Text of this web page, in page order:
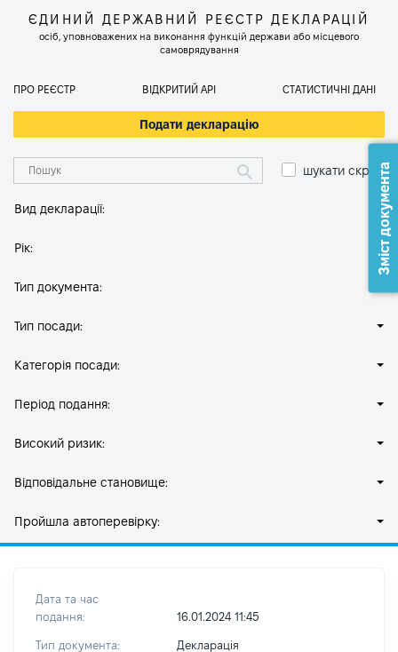
ЄДИНИЙ ДЕРЖАВНИЙ РЕЄСТР ДЕКЛАРАЦІЙ
осіб, уповноважених на виконання функцій держави або місцевого
самоврядування
ПРО РЕЄСТР ВІДКРИТИЙ АРІ СТАТИСТИЧНІ ДАНІ
Подати декларацію
шукати скрізь
Вид декларації:
Рік:
Тип документа:
Тип посади:
Категорія посади:
Період подання:
Високий ризик:
Відповідальне становище:
Пройшла автоперевірку:
Дата та час
подання:
16.01.2024 11:45
Тип документа: Декларація
Зміст документа